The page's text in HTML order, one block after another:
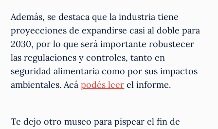
Además, se destaca que la industria tiene
proyecciones de expandirse casi al doble para
2030, por lo que será importante robustecer
las regulaciones y controles, tanto en
seguridad alimentaria como por sus impactos
ambientales. Acápodés leer el informe.
Te dejo otro museo para pispear el fin de